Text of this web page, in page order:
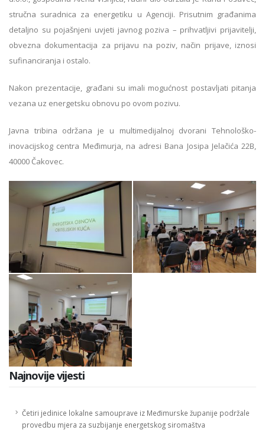
stručna suradnica za energetiku u Agenciji. Prisutnim građanima
detaljno su pojašnjeni uvjeti javnog poziva – prihvatljivi prijavitelji,
obvezna dokumentacija za prijavu na poziv, način prijave, iznosi
sufinanciranja i ostalo.
Nakon prezentacije, građani su imali mogućnost postavljati pitanja
vezana uz energetsku obnovu po ovom pozivu.
Javna tribina održana je u multimedijalnoj dvorani Tehnološko-
inovacijskog centra Međimurja, na adresi Bana Josipa Jelačića 22B,
40000 Čakovec.
Najnovije vijesti
Četiri jedinice lokalne samouprave iz Međimurske županije podržale
provedbu mjera za suzbijanje energetskog siromaštva